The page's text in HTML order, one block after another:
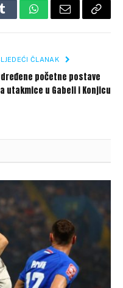
TumblrWhatsApp
Email Copy
ČLANAK
početne postave
utakmice u Gabeli i Konjicu